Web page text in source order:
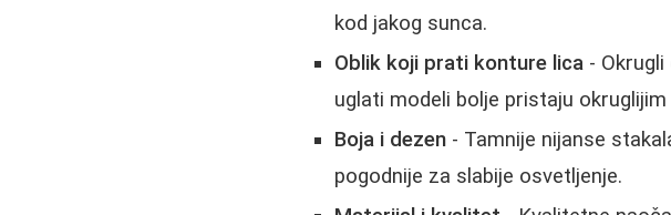
kod jakog sunca.
Oblik koji prati konture lica -
uglati modeli bolje pristaju okruglijim
Boja i dezen - Tamnije nijanse
pogodnije za slabije osvetljenje.